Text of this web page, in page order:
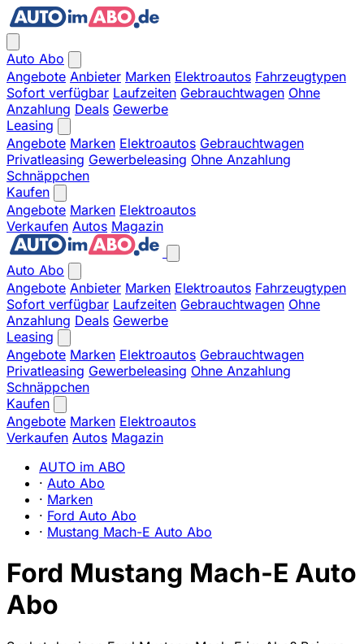
Auto Abo
Angebote Anbieter Marken Elektroautos Fahrzeugtypen
Sofort verfügbar Laufzeiten Gebrauchtwagen Ohne
Anzahlung Deals Gewerbe
Leasing
Angebote Marken Elektroautos Gebrauchtwagen
Privatleasing Gewerbeleasing Ohne Anzahlung
Schnäppchen
Kaufen
Angebote Marken Elektroautos
Verkaufen Autos Magazin
Auto Abo
Angebote Anbieter Marken Elektroautos Fahrzeugtypen
Sofort verfügbar Laufzeiten Gebrauchtwagen Ohne
Anzahlung Deals Gewerbe
Leasing
Angebote Marken Elektroautos Gebrauchtwagen
Privatleasing Gewerbeleasing Ohne Anzahlung
Schnäppchen
Kaufen
Angebote Marken Elektroautos
Verkaufen Autos Magazin
AUTO im ABO
· Auto Abo
· Marken
· Ford Auto Abo
· Mustang Mach-E Auto Abo
Ford Mustang Mach-E Auto
Abo